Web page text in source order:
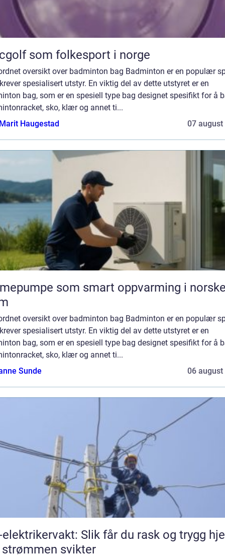
som folkesport i norge
oversikt over badminton bag Badminton er en populær
spesialisert utstyr. En viktig del av dette utstyret er en
bag, som er en spesiell type bag designet spesifikt for å
sko, klær og annet ti...
Haugestad
07 august
som smart oppvarming i
oversikt over badminton bag Badminton er en populær
spesialisert utstyr. En viktig del av dette utstyret er en
bag, som er en spesiell type bag designet spesifikt for å
sko, klær og annet ti...
Sunde
06 august
Slik får du rask og trygg
strømmen svikter